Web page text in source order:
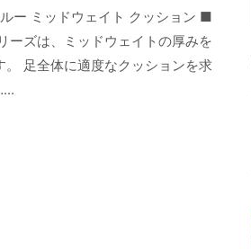
ー ミッドウェイト クッション ■
ーズは、ミッドウェイトの厚みを
足全体に適度なクッションを求